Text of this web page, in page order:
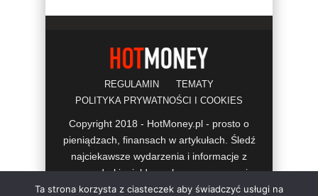
REGULAMIN
TEMATY
POLITYKA PRYWATNOŚCI I COOKIES
Copyright 2018 - HotMoney.pl - prosto o
pieniądzach, finansach w artykułach. Śledź
najciekawsze wydarzenia i informacje z
gospodarki, giełdy, rynku pracy, prawa i
przepisów, podatków, kredytów.
Ta strona korzysta z ciasteczek aby świadczyć usługi na